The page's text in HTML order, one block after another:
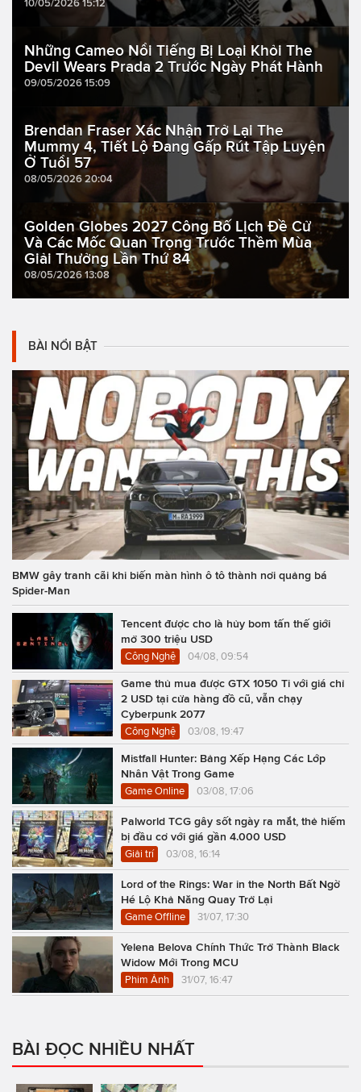
10/05/2026 15:12
Những Cameo Nổi Tiếng Bị Loại Khỏi The
Devil Wears Prada 2 Trước Ngày Phát Hành
09/05/2026 15:09
Brendan Fraser Xác Nhận Trở Lại The
Mummy 4, Tiết Lộ Đang Gấp Rút Tập Luyện
Ở Tuổi 57
08/05/2026 20:04
Golden Globes 2027 Công Bố Lịch Đề Cử
Và Các Mốc Quan Trọng Trước Thềm Mùa
Giải Thưởng Lần Thứ 84
08/05/2026 13:08
BÀI NỔI BẬT
BMW gây tranh cãi khi biến màn hình ô tô thành nơi quảng bá
Spider-Man
Tencent được cho là hủy bom tấn thế giới
mở 300 triệu USD
Công Nghệ 04/08, 09:54
Game thủ mua được GTX 1050 Ti với giá chỉ
2 USD tại cửa hàng đồ cũ, vẫn chạy
Cyberpunk 2077
Công Nghệ 03/08, 19:47
Mistfall Hunter: Bảng Xếp Hạng Các Lớp
Nhân Vật Trong Game
Game Online 03/08, 17:06
Palworld TCG gây sốt ngày ra mắt, thẻ hiếm
bị đầu cơ với giá gần 4.000 USD
Giải trí 03/08, 16:14
Lord of the Rings: War in the North Bất Ngờ
Hé Lộ Khả Năng Quay Trở Lại
Game Offline 31/07, 17:30
Yelena Belova Chính Thức Trở Thành Black
Widow Mới Trong MCU
Phim Ảnh 31/07, 16:47
BÀI ĐỌC NHIỀU NHẤT